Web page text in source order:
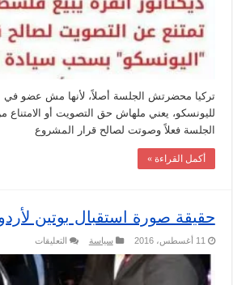
إسرائيل
في
اليونسكو
مغلقة
تركيا محضرتش الجلسة أصلاً، لأنها مش عضو في
لليونسكو، يعني ملهاش حق التصويت أو
الجلسة فعلاً وصوتت لصالح قرار المشروع
أكمل القراءة »
حقيقة صورة استقبال بوتين
11 أغسطس، 2016 سياسة التعليقات
صورة
استقبال